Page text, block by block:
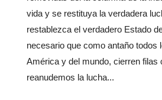
vida y se restituya la verdadera
restablezca el verdadero Estado
necesario que como antaño todos
América y del mundo, cierren filas
reanudemos la lucha...